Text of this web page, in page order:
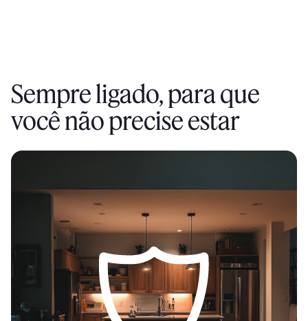
Sempre ligado, para que
você não precise estar